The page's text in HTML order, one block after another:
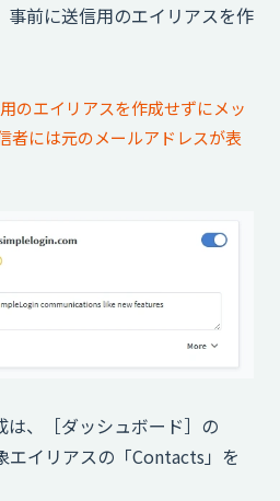
事前に送信用のエイリアスを作
のエイリアスを作成せずにメッ
者には元のメールアドレスが表
、［ダッシュボード］の
エイリアスの「Contacts」を